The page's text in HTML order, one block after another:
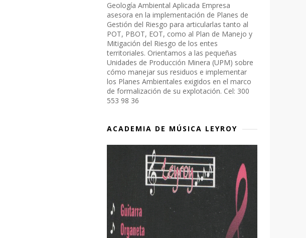
Geología Ambiental Aplicada Empresa
asesora en la implementación de Planes de
Gestión del Riesgo para articularlas tanto al
POT, PBOT, EOT, como al Plan de Manejo y
Mitigación del Riesgo de los entes
territoriales. Orientamos a las pequeñas
Unidades de Producción Minera (UPM) sobre
cómo manejar sus residuos e implementar
los Planes Ambientales exigidos en el marco
de formalización de su explotación. Cel: 300
553 98 36
ACADEMIA DE MÚSICA LEYROY